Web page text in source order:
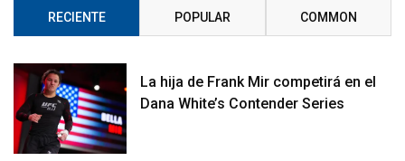
RECIENTE POPULAR COMMON
La hija de Frank Mir competirá en el
Dana White’s Contender Series